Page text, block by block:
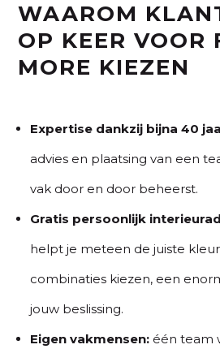
WAAROM
OP KEER VOOR
MORE KIEZEN
Expertise dankzij bijna 40
advies en plaatsing van een
vak door en door beheerst.
Gratis persoonlijk
helpt je meteen de juiste
combinaties kiezen, een
jouw beslissing.
Eigen vakmensen: één team